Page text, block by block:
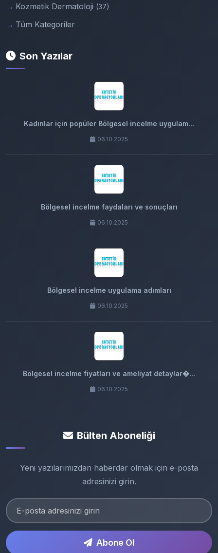
Kozmetik Dermatoloji (37)
Tüm Kategoriler
Son Yazılar
Kadınlar için popüler Bölgesel incelme uygulam...
06.10.2025
Bölgesel incelme faydaları ve sonuçları
06.10.2025
Bölgesel incelme uygulama adımları
06.10.2025
Bölgesel incelme fiyatları ve ameliyat detaylar�...
06.10.2025
Bülten Aboneliği
Yeni yazılarımızdan haberdar olmak için e-posta
adresinizi girin.
Abone Ol